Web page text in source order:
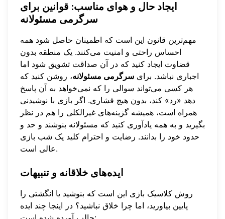
ایجاد حال و هوای مناسب: قوانین برای
سرگرمی مسئولانه
مهم‌ترین قانون این است که اطمینان حاصل شود همه
احساس راحتی و امنیت می‌کنند. یک منطقه بدون
قضاوت ایجاد کنید که در آن صداقت تشویق شود اما
اجباری نباشد. برای سرگرمی مسئولانه، روشن کنید که
هر کسی می‌تواند سوالی را که نمی‌خواهد به آن پاسخ
دهد «رد» کند، بدون هیچ فشاری. اگر بازی با نوشیدنی
همراه است، همیشه گزینه‌های غیرالکلی را هم در نظر
بگیرید و به همه یادآوری کنید که مسئولانه بنوشند و حد و
حدود خود را بدانند. رضایت و احترام کلید یک شب بازی
عالی است.
ایده‌های خلاقانه و تنبیهات
روش کلاسیک بازی این است که بنوشید یا انگشتی را
پایین بیاورید، اما چرا خلاق نباشید؟ در اینجا چند ایده